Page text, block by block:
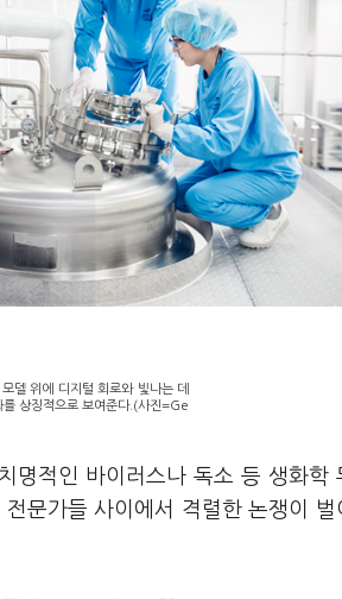
델 위에 디지털 회로와 빛나는 데
를 상징적으로 보여준다.(사진=Ge
명적인 바이러스나 독소 등 생화학
문가들 사이에서 격렬한 논쟁이 벌